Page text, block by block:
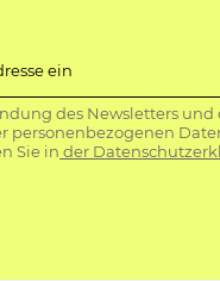
ein
des Newsletters
personenbezogenen
Sie in der